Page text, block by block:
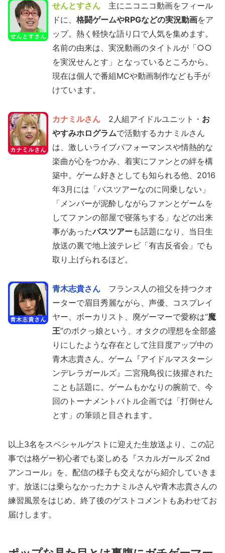
せんとすさん 主にニコニコ動画をフィール
ドに、 格闘ゲームやRPGなどの実況動画をア
ップ。熱く軽快な語り口で人気を集めます。
名前の由来は、実況動画のタイトルが「○○
を実況せんとす」となっているところから。
現在は個人で番組MCや動画制作なども手が
けています。
カナミルさん 2人組アイドルユニット・ お
やすみホログラムで活動するカナミルさん
は、激しいライブパフォーマンスや情熱的な
楽曲が心をつかみ、着実にファンとの絆を構
築中。ゲーム好きとしても知られる他、2016
年3月には「バスツアーなのに同乗しない」
「メンバーが泥酔しながらファンとゲームを
してファンの部屋で寝落ちする」などの出来
事があったバスツアーも話題になり、当日生
放送の裏で地上波テレビ「有吉反省会」でも
取り上げられるほど。
青木志貴さん フランス人の祖父を持つクオ
ーターで眉目秀麗ながら、声優、コスプレイ
ヤー、ボーカリスト、廃ゲーマーで愛称は“魔
王”のボクっ娘という、オタクの理想を全部盛
りにしたような存在として注目度アップ中の
青木志貴さん。ゲーム『アイドルマスターシ
ンデレラガールズ』二宮飛鳥役に抜擢された
ことも話題に。ゲームもかなりの腕前で、今
回のトーナメントバトル企画では「打倒せん
とす」の筆頭と目されます。
以上3名をスペシャルゲストに迎えた生放送より、この記
事では格ゲー初心者でも楽しめる『スカルガールズ 2nd
アンコール』を、配信の様子も交えながら紹介していきま
す。放送には乗らなかったカナミルさんや青木志貴さんの
練習風景をはじめ、終了後のゲストコメントもあわせてお
届けします。